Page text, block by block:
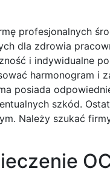
profesjonalnych
dla zdrowia
i indywidualne
harmonogram i
posiada
szkód.
Należy szukać